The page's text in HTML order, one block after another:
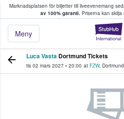
Marknadsplatsen för biljetter till liveevenemang
av 100% garanti. Priserna kan
Meny
köper och säljer
Luca Vasta Dortmund Tickets
tis 02 mars 2027 • 20:00 at FZW, Dortmund